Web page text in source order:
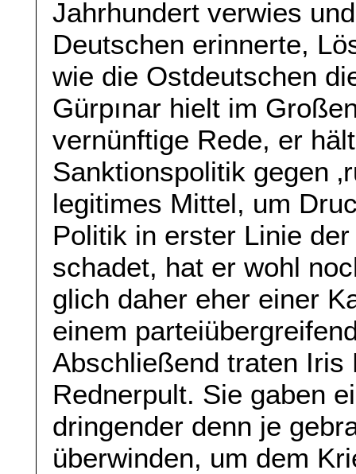
Jahrhundert verwies
Deutschen erinnerte,
wie die Ostdeutschen
Gürpınar hielt im
vernünftige Rede, er
Sanktionspolitik gegen
legitimes Mittel, um
Politik in erster Linie
schadet, hat er wohl
glich daher eher einer
einem
Abschließend traten Iris
Rednerpult. Sie gaben
dringender denn je
überwinden, um dem